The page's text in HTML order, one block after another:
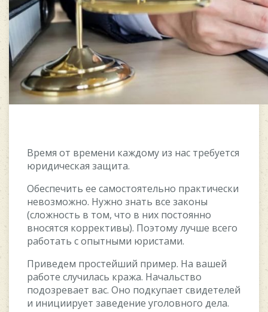
Время от времени каждому из нас требуется
юридическая защита.
Обеспечить ее самостоятельно практически
невозможно. Нужно знать все законы
(сложность в том, что в них постоянно
вносятся коррективы). Поэтому лучше всего
работать с опытными юристами.
Приведем простейший пример. На вашей
работе случилась кража. Начальство
подозревает вас. Оно подкупает свидетелей
и инициирует заведение уголовного дела.